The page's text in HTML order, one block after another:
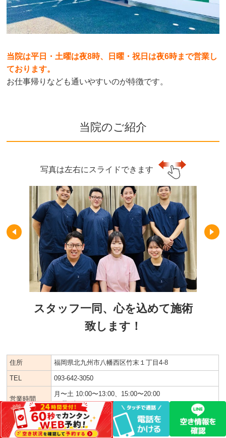
当院は平日・土曜は夜8時、日曜・祝日は夜6時まで営業し
ております。
お仕事帰りなども通いやすいのが特徴です。
当院のご紹介
写真は左右にスライドできます
スタッフ一同、心を込めて施術
致します！
住所 福岡県北九州市八幡西区竹末１丁目4-8
TEL 093-642-3050
営業時間
月〜土 10:00〜13:00、15:00〜20:00
日曜、祝日 10:00〜18:00
定休日 なし